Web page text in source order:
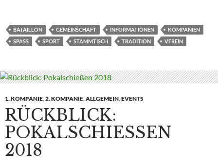
BATAILLON GEMEINSCHAFT INFORMATIONEN
KOMPANIEN
SPASS
SPORT STAMMTISCH TRADITION VEREIN
1. KOMPANIE,2. KOMPANIE,ALLGEMEIN,EVENTS
RÜCKBLICK:
POKALSCHIESSEN 2
018